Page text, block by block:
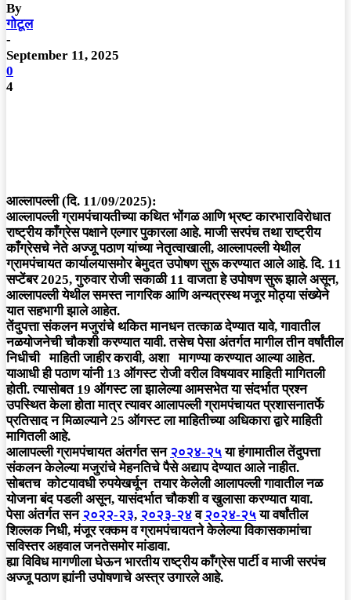
By
गोटूल
-
September 11, 2025
0
4
आल्लापल्ली (दि. 11/09/2025):
आल्लापल्ली ग्रामपंचायतीच्या कथित भोंगळ आणि भ्रष्ट कारभाराविरोधात
राष्ट्रीय काँग्रेस पक्षाने एल्गार पुकारला आहे. माजी सरपंच तथा राष्ट्रीय
काँग्रेसचे नेते अज्जू पठाण यांच्या नेतृत्वाखाली, आल्लापल्ली येथील
ग्रामपंचायत कार्यालयासमोर बेमुदत उपोषण सुरू करण्यात आले आहे. दि. 11
सप्टेंबर 2025, गुरुवार रोजी सकाळी 11 वाजता हे उपोषण सुरू झाले असून,
आल्लापल्ली येथील समस्त नागरिक आणि अन्यत्रस्थ मजूर मोठ्या संख्येने
यात सहभागी झाले आहेत.
तेंदुपत्ता संकलन मजुरांचे थकित मानधन तत्काळ देण्यात यावे, गावातील
नळयोजनेची चौकशी करण्यात यावी. तसेच पेसा अंतर्गत मागील तीन वर्षांतील
निधीची माहिती जाहीर करावी, अशा मागण्या करण्यात आल्या आहेत.
याआधी ही पठाण यांनी 13 ऑगस्ट रोजी वरील विषयावर माहिती मागितली
होती. त्यासोबत 19 ऑगस्ट ला झालेल्या आमसभेत या संदर्भात प्रश्न
उपस्थित केला होता मात्र त्यावर आलापल्ली ग्रामपंचायत प्रशासनातर्फे
प्रतिसाद न मिळाल्याने 25 ऑगस्ट ला माहितीच्या अधिकारा द्वारे माहिती
मागितली आहे.
आलापल्ली ग्रामपंचायत अंतर्गत सन २०२४-२५या हंगामातील तेंदुपत्ता
संकलन केलेल्या मजुरांचे मेहनतिचे पैसे अद्याप देण्यात आले नाहीत.
सोबतच कोटयावधी रुपयेखर्चून तयार केलेली आलापल्ली गावातील नळ
योजना बंद पडली असून, यासंदर्भात चौकशी व खुलासा करण्यात यावा.
पेसा अंतर्गत सन २०२२-२३, २०२३-२४व२०२४-२५या वर्षांतील
शिल्लक निधी, मंजूर रक्कम व ग्रामपंचायतने केलेल्या विकासकामांचा
सविस्तर अहवाल जनतेसमोर मांडावा.
ह्या विविध मागणीला घेऊन भारतीय राष्ट्रीय काँग्रेस पार्टी व माजी सरपंच
अज्जू पठाण ह्यांनी उपोषणाचे अस्त्र उगारले आहे.